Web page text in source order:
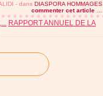
- dans DIASPORA HOMMAGES
commenter cet article
RAPPORT ANNUEL DE LA